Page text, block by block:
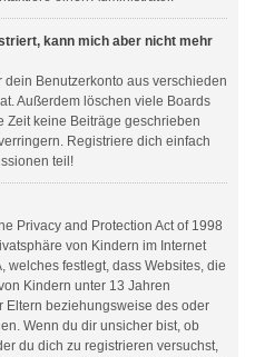
kann mich aber nicht mehr
dein Benutzerkonto aus verschieden
Außerdem löschen viele Boards
Zeit keine Beiträge geschrieben
Registriere dich einfach
teil!
Privacy and Protection Act of 1998
von Kindern im Internet
welches festlegt, dass Websites, die
Kindern unter 13 Jahren
Eltern beziehungsweise des oder
Wenn du dir unsicher bist, ob
du dich zu registrieren versuchst,